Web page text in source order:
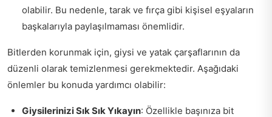
olabilir. Bu nedenle, tarak ve fırça gibi kişisel eşyaların
başkalarıyla paylaşılmaması önemlidir.
Bitlerden korunmak için, giysi ve yatak çarşaflarının da
düzenli olarak temizlenmesi gerekmektedir. Aşağıdaki
önlemler bu konuda yardımcı olabilir:
Giysilerinizi Sık Sık Yıkayın: Özellikle başınıza bit